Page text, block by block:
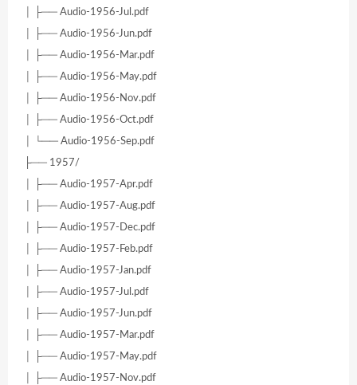
│ ├── Audio-1956-Jul.pdf
│ ├── Audio-1956-Jun.pdf
│ ├── Audio-1956-Mar.pdf
│ ├── Audio-1956-May.pdf
│ ├── Audio-1956-Nov.pdf
│ ├── Audio-1956-Oct.pdf
│ └── Audio-1956-Sep.pdf
├── 1957/
│ ├── Audio-1957-Apr.pdf
│ ├── Audio-1957-Aug.pdf
│ ├── Audio-1957-Dec.pdf
│ ├── Audio-1957-Feb.pdf
│ ├── Audio-1957-Jan.pdf
│ ├── Audio-1957-Jul.pdf
│ ├── Audio-1957-Jun.pdf
│ ├── Audio-1957-Mar.pdf
│ ├── Audio-1957-May.pdf
│ ├── Audio-1957-Nov.pdf